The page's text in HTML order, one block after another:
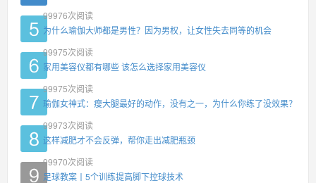
99976次阅读
为什么瑜伽大师都是男性？因为男权，让女性失去同等的机会
99975次阅读
家用美容仪都有哪些 该怎么选择家用美容仪
99975次阅读
瑜伽女神式：瘦大腿最好的动作，没有之一，为什么你练了没效果？
99973次阅读
这样减肥才不会反弹，帮你走出减肥瓶颈
99970次阅读
足球教案丨5个训练提高脚下控球技术